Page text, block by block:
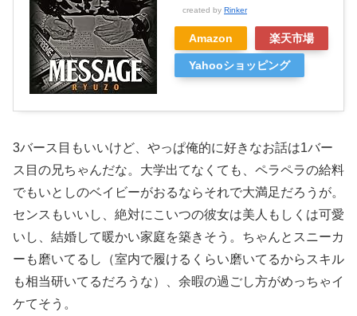
created by Rinker
Amazon 楽天市場
Yahooショッピング
3バース目もいいけど、やっぱ俺的に好きなお話は1バー
ス目の兄ちゃんだな。大学出てなくても、ペラペラの給料
でもいとしのベイビーがおるならそれで大満足だろうが。
センスもいいし、絶対にこいつの彼女は美人もしくは可愛
いし、結婚して暖かい家庭を築きそう。ちゃんとスニーカ
ーも磨いてるし（室内で履けるくらい磨いてるからスキル
も相当研いてるだろうな）、余暇の過ごし方がめっちゃイ
ケてそう。